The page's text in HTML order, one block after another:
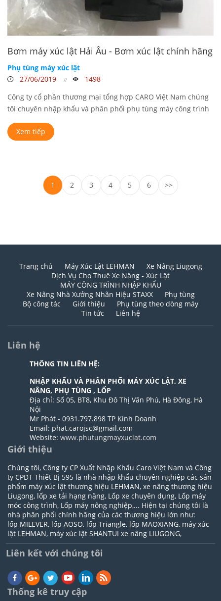
Bơm máy xúc lật Hải Âu - Bơm xúc lật chính hãng
Phụ tùng máy xúc lật
27/06/2019
1498
Công ty cổ phần thương mại tổng hợp CARO Việt Nam chúng
tôi chuyên nhập khẩu và phân phối phụ tùng máy công trình
Xem tiếp
1 2 3 4 5 6 >>
Trang chủ Máy Xúc Lật LEHMAN
Xe Nâng Liugong
Dịch Vụ Cho Thuê Xe Nâng - Xúc Lật
MÁY CÔNG TRÌNH NHẬP KHẨU
Xe Nâng Nhà Xưởng Nhãn Hiệu STAXX
Phụ tùng
Bộ công tác
Giới thiệu
Phụ tùng theo dòng máy
Tin tức
Liên hệ
Liên hệ
THÔNG TIN LIÊN HỆ:
NHẬP KHẨU VÀ PHÂN PHỐI MÁY XÚC LẬT, XE
NÂNG, PHỤ TÙNG , LỐP
Địa chỉ: Số 05, BT8, Khu Đô Thị Văn Phú, Hà Đông, Hà
Nội
Mr Phát - 0931.797.898 TP Kinh Doanh
Email: phat.carojsc@gmail.com
Website: www.phutungmayxuclat.com
Giới thiệu
Chúng tôi, Công ty CP Xuất Nhập Khẩu Caro Việt Nam và Công
ty CPĐT Thiết Bị 595 là nhà nhập khẩu chuyên nghiệp các sản
phẩm máy xúc lật thương hiệu LEHMAN, xe nâng thương hiệu
Liugong, lốp xe tải hạng nặng, Lốp xe chuyên dụng, Lốp máy
móc công trình, Lốp máy nông nghiệp,... Hiện tại chúng tôi là
nhà phân phối chính hãng của các thương hiệu lớn như:
lốp MILEVER, lốp AOSO, lốp Triangle, lốp MAOXIANG, máy xúc
lật LEHMAN, máy xúc lật SHANTUI xe nâng LIUGONG,
Liên kết với chúng tôi
Thống kê truy cập